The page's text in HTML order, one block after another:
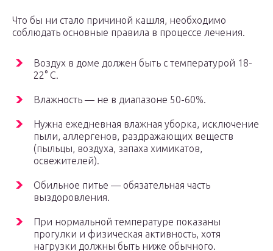
Что бы ни стало причиной кашля, необходимо
соблюдать основные правила в процессе лечения.
Воздух в доме должен быть с температурой 18-
22° С.
Влажность — не в диапазоне 50-60%.
Нужна ежедневная влажная уборка, исключение
пыли, аллергенов, раздражающих веществ
(пыльцы, воздуха, запаха химикатов,
освежителей).
Обильное питье — обязательная часть
выздоровления.
При нормальной температуре показаны
прогулки и физическая активность, хотя
нагрузки должны быть ниже обычного.